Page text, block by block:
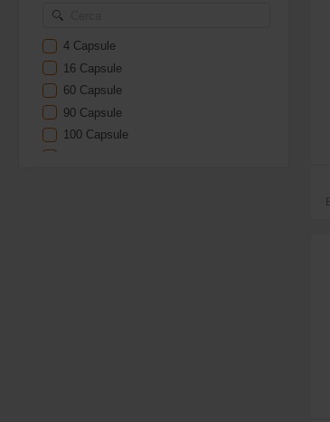
Yam Nutrition
Zoomad Labs
4 Capsule
16 Capsule
60 Capsule
90 Capsule
100 Capsule